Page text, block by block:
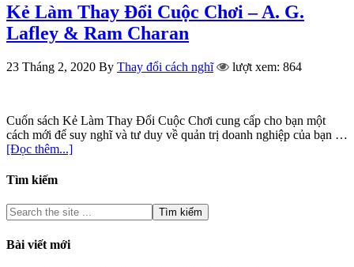
Kẻ Làm Thay Đổi Cuộc Chơi – A. G.
Lafley & Ram Charan
23 Tháng 2, 2020 By Thay đổi cách nghĩ lượt xem: 864
Cuốn sách Kẻ Làm Thay Đổi Cuộc Chơi cung cấp cho bạn một
cách mới để suy nghĩ và tư duy về quản trị doanh nghiệp của bạn …
[Đọc thêm...]
Tìm kiếm
Bài viết mới